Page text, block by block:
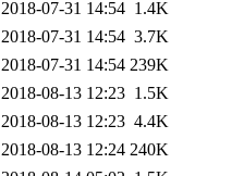
2018-07-31 14:54 1.4K
2018-07-31 14:54 3.7K
2018-07-31 14:54 239K
2018-08-13 12:23 1.5K
2018-08-13 12:23 4.4K
2018-08-13 12:24 240K